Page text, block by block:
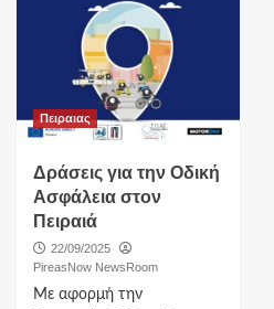
Πειραιας
Δράσεις για την Οδική
Ασφάλεια στον
Πειραιά
22/09/2025
PireasNow NewsRoom
Με αφορμή την